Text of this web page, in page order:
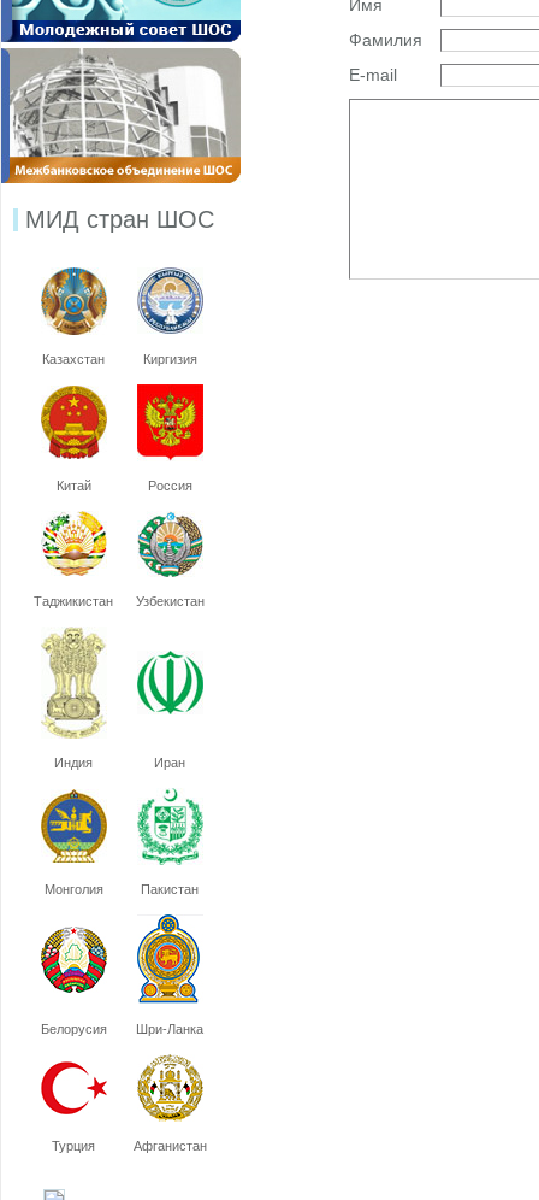
МИД стран ШОС
Казахстан Киргизия
Китай Россия
Таджикистан Узбекистан
Индия Иран
Монголия Пакистан
Белорусия Шри-Ланка
Турция Афганистан
Имя
Фамилия
E-mail